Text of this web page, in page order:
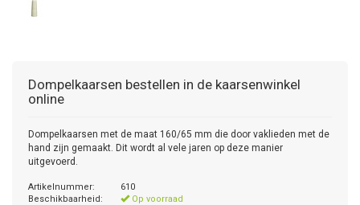
Dompelkaarsen bestellen in de kaarsenwinkel
online
Dompelkaarsen met de maat 160/65 mm die door vaklieden met de
hand zijn gemaakt. Dit wordt al vele jaren op deze manier
uitgevoerd.
Artikelnummer:
610
Beschikbaarheid:
Op voorraad